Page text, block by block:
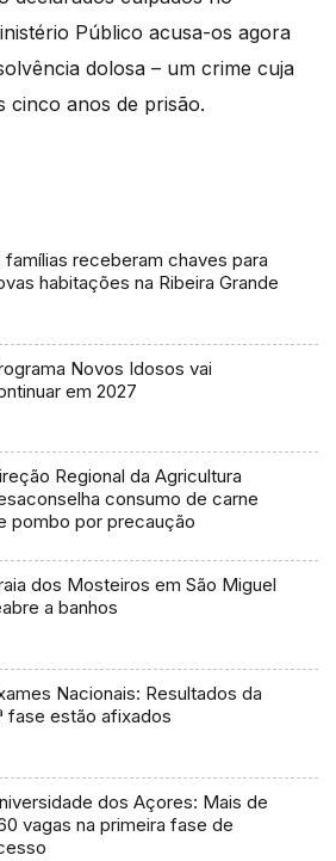
Público acusa-os agora
dolosa – um crime cuja
cinco anos de prisão.
famílias receberam chaves para
habitações na Ribeira Grande
Novos Idosos vai
em 2027
Regional da Agricultura
consumo de carne
pombo por precaução
dos Mosteiros em São Miguel
a banhos
Nacionais: Resultados da
fase estão afixados
dos Açores: Mais de
vagas na primeira fase de